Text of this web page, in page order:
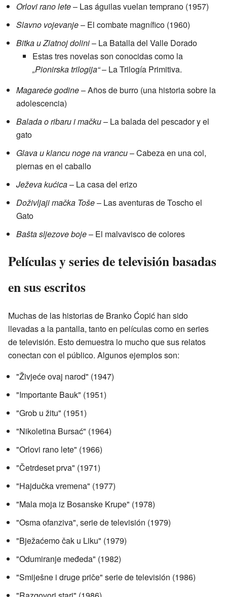
Orlovi rano lete– Las águilas vuelan temprano (1957)
Slavno vojevanje– El combate magnífico (1960)
Bitka u Zlatnoj dolini– La Batalla del Valle Dorado
Estas tres novelas son conocidas como la
„Pionirska trilogija“– La Trilogía Primitiva.
Magareće godine– Años de burro (una historia sobre la
adolescencia)
Balada o ribaru i mačku– La balada del pescador y el
gato
Glava u klancu noge na vrancu– Cabeza en una col,
piernas en el caballo
Ježeva kućica– La casa del erizo
Doživljaji mačka Toše– Las aventuras de Toscho el
Gato
Bašta sljezove boje– El malvavisco de colores
Películas y series de televisión basadas
en sus escritos
Muchas de las historias de Branko Ćopić han sido
llevadas a la pantalla, tanto en películas como en series
de televisión. Esto demuestra lo mucho que sus relatos
conectan con el público. Algunos ejemplos son:
"Živjeće ovaj narod" (1947)
"Importante Bauk" (1951)
"Grob u žitu" (1951)
"Nikoletina Bursać" (1964)
"Orlovi rano lete" (1966)
"Četrdeset prva" (1971)
"Hajdučka vremena" (1977)
"Mala moja iz Bosanske Krupe" (1978)
"Osma ofanziva", serie de televisión (1979)
"Bježaćemo čak u Liku" (1979)
"Odumiranje međeda" (1982)
"Smiješne i druge priče" serie de televisión (1986)